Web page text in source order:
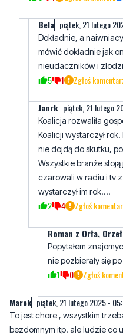
nieudaczników i
5 1 Zgłoś komentarz
Janrk piątek, 21 lutego
Koalicja rozwaliła
nie dojdą do skutku,
Wszystkie branże stoją
czarowali w radiu i tv
wystarczył im rok....
2 4 Zgłoś
Roman z Orła, Orzeł
Popytałem
1 0 Zgłoś
piątek, 21 lutego 2025 -
To jest chore , wszystkim
du....
4 2 Zgłoś komentarz